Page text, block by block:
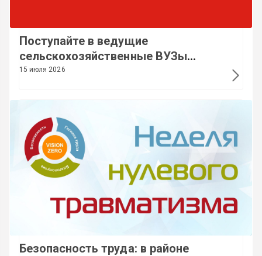
Поступайте в ведущие
сельскохозяйственные ВУЗы
Беларуси без сдачи
15 июля 2026
Безопасность труда: в районе